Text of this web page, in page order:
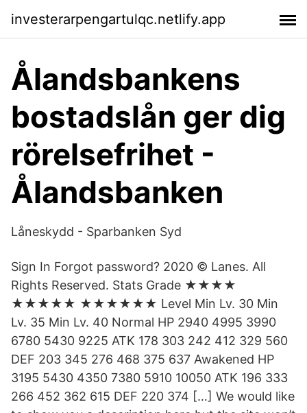
investerarpengartulqc.netlify.app
Ålandsbankens
bostadslån ger dig
rörelsefrihet -
Ålandsbanken
Låneskydd - Sparbanken Syd
Sign In Forgot password? 2020 © Lanes. All
Rights Reserved. Stats Grade ★★★★
★★★★★ ★★★★★★ Level Min Lv. 30 Min
Lv. 35 Min Lv. 40 Normal HP 2940 4995 3990
6780 5430 9225 ATK 178 303 242 412 329 560
DEF 203 345 276 468 375 637 Awakened HP
3195 5430 4350 7380 5910 10050 ATK 196 333
266 452 362 615 DEF 220 374 […] We would like